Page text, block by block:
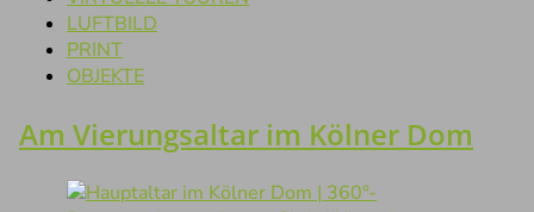
LUFTBILD
PRINT
OBJEKTE
Am Vierungsaltar im Kölner Dom